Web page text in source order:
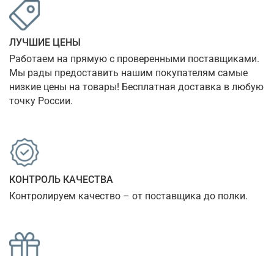
ЛУЧШИЕ ЦЕНЫ
Работаем на прямую с проверенными поставщиками.
Мы рады предоставить нашим покупателям самые
низкие цены на товары! Бесплатная доставка в любую
точку России.
КОНТРОЛЬ КАЧЕСТВА
Контролируем качество – от поставщика до полки.